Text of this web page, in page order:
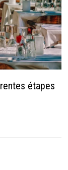
étapes